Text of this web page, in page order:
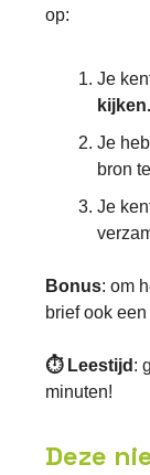
op:
Je
kijken.
Je
bron
Je
Bonus: om
brief ook
⏱️ Leestijd :
minuten!
Deze